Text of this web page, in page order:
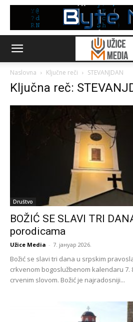
Naslovna Ključne reči STEVANJDAN
Ključna reč:
Društvo
BOŽIĆ SE SLAVI TRI
porodicama
Užice Media - 7. јануар 2026.
Božić se slavi tri dana u srpskim
crkvenom bogoslužbenom kalendaru 7.
crvenim slovom. Božić je najradosniji...